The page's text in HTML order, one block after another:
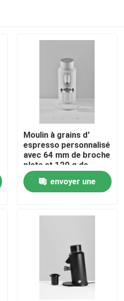
Moulin à grains d'
espresso personnalisé
avec 64 mm de broche
plate et 120 g de
capacité
envoyer une